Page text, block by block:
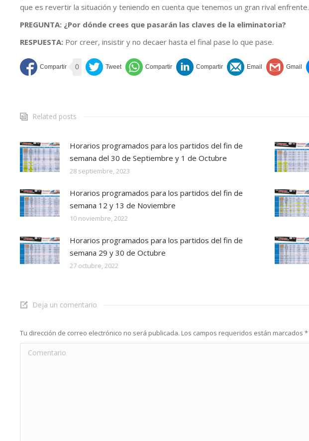
que es revertir la situación y teniendo en cuenta que tenemos un gran rival enfrente.
PREGUNTA: ¿Por dónde crees que pasarán las claves de la eliminatoria?
RESPUESTA: Por creer, insistir y no decaer hasta el final pase lo que pase.
0
Related posts
Horarios programados para los partidos del fin de
semana del 30 de Septiembre y 1 de Octubre
28 septiembre, 2023
Horarios programados para los partidos del fin de
semana 12 y 13 de Noviembre
10 noviembre, 2022
Horarios programados para los partidos del fin de
semana 29 y 30 de Octubre
27 octubre, 2022
Deja un comentario
Tu dirección de correo electrónico no será publicada. Los campos requeridos están marcados *
Comentario